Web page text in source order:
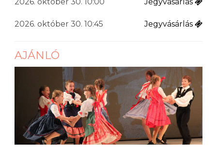
2026. október 30. 10:45 Jegyvásárlás
AJÁNLÓ